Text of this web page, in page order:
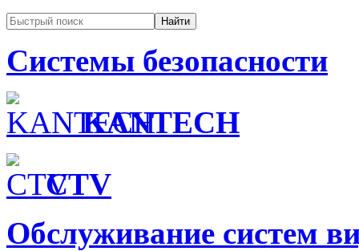
Системы безопасности
KANTECH
CTV
Обслуживание систем